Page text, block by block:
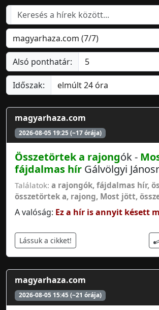
Alsó ponthatár:
Időszak:
magyarhaza.com
2026-08-05 19:25 (~17 órája)
Összetörtek a rajongók -
fájdalmas hír Gálvölgyi
Találatok: a rajongók, fájdalmas hír,
összetörtek a, rajong, Most jött,
A valóság: Ez a hír is annyit késett
Lássuk a cikket!
magyarhaza.com
2026-08-05 15:45 (~21 órája)